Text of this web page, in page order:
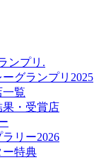
ンプリ.
グランプリ2025
一覧
果・受賞店
リー2026
ー特典